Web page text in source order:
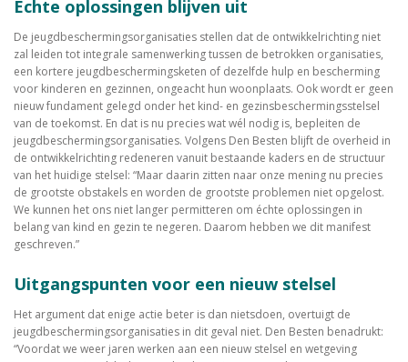
Echte oplossingen blijven uit
De jeugdbeschermingsorganisaties stellen dat de ontwikkelrichting niet
zal leiden tot integrale samenwerking tussen de betrokken organisaties,
een kortere jeugdbeschermingsketen of dezelfde hulp en bescherming
voor kinderen en gezinnen, ongeacht hun woonplaats. Ook wordt er geen
nieuw fundament gelegd onder het kind- en gezinsbeschermingsstelsel
van de toekomst. En dat is nu precies wat wél nodig is, bepleiten de
jeugdbeschermingsorganisaties. Volgens Den Besten blijft de overheid in
de ontwikkelrichting redeneren vanuit bestaande kaders en de structuur
van het huidige stelsel: “Maar daarin zitten naar onze mening nu precies
de grootste obstakels en worden de grootste problemen niet opgelost.
We kunnen het ons niet langer permitteren om échte oplossingen in
belang van kind en gezin te negeren. Daarom hebben we dit manifest
geschreven.”
Uitgangspunten voor een nieuw stelsel
Het argument dat enige actie beter is dan nietsdoen, overtuigt de
jeugdbeschermingsorganisaties in dit geval niet. Den Besten benadrukt:
“Voordat we weer jaren werken aan een nieuw stelsel en wetgeving